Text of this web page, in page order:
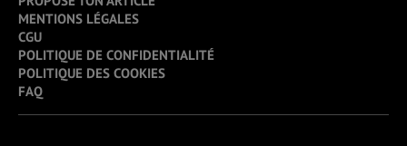
MENTIONS LÉGALES
CGU
POLITIQUE DE CONFIDENTIALITÉ
POLITIQUE DES COOKIES
FAQ